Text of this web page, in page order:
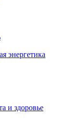
энергетика
и здоровье